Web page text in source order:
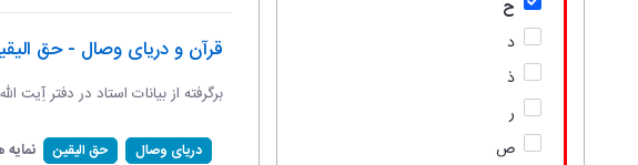
ح
د
ذ
ر
ص
قرآن و دریای وصال - حق
برگرفته از بیانات استاد در دفتر آِیت
دریای وصال حق الیقین نمایه